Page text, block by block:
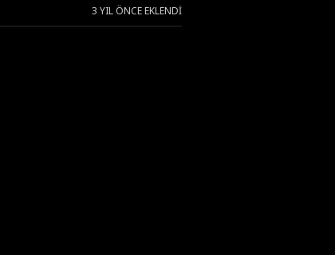
3 YIL ÖNCE EKLENDI